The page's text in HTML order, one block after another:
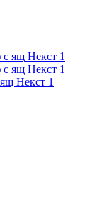
Некст 1